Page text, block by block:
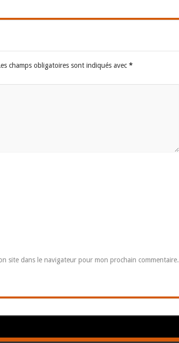
champs obligatoires sont indiqués avec *
site dans le navigateur pour mon prochain commentaire.